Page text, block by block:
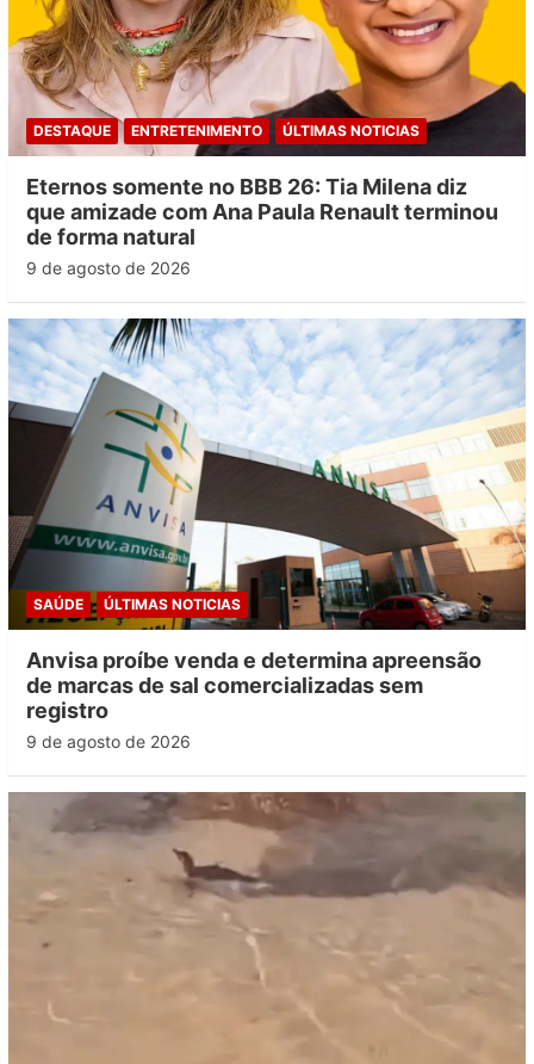
DESTAQUE ENTRETENIMENTO ÚLTIMAS NOTICIAS
Eternos somente no BBB 26: Tia Milena diz
que amizade com Ana Paula Renault terminou
de forma natural
9 de agosto de 2026
SAÚDE ÚLTIMAS NOTICIAS
Anvisa proíbe venda e determina apreensão
de marcas de sal comercializadas sem
registro
9 de agosto de 2026